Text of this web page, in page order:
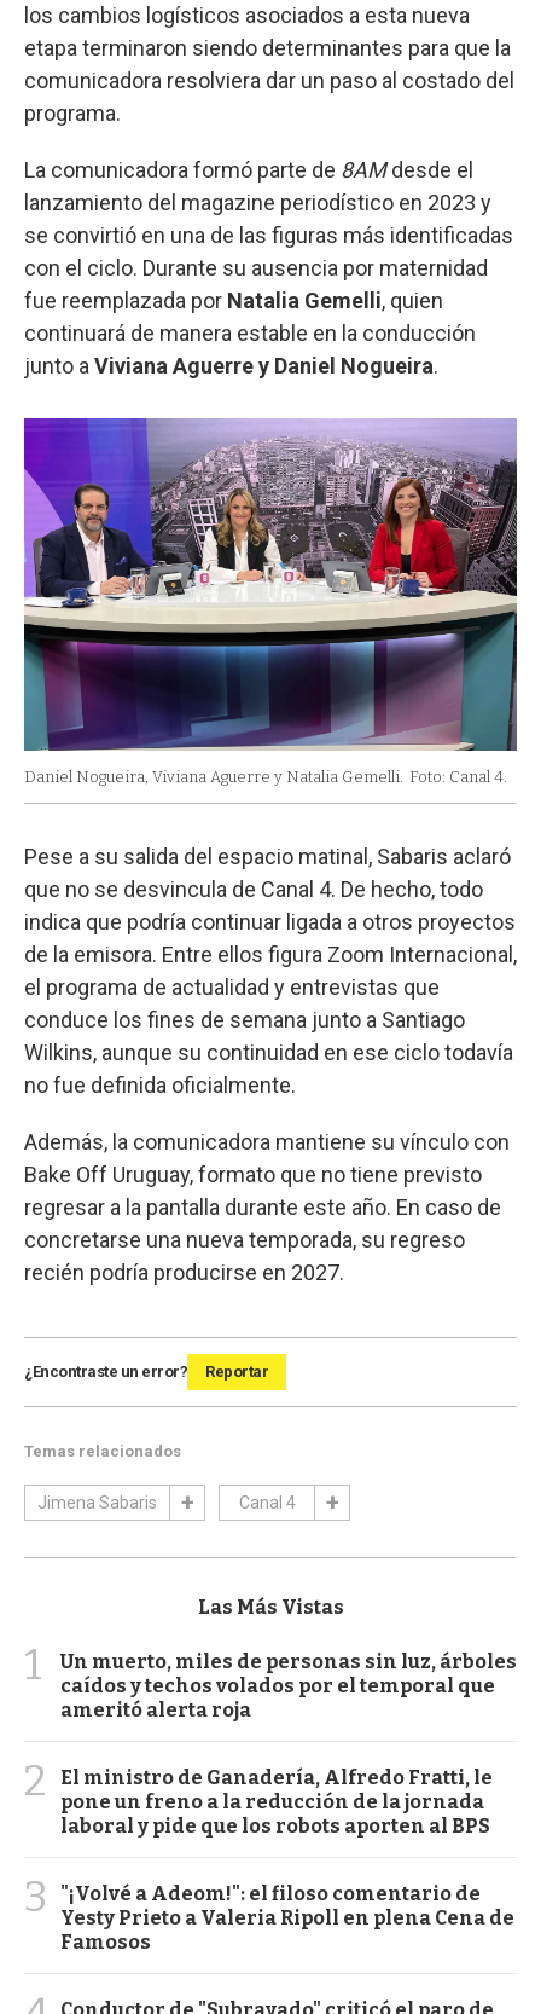
los cambios logísticos asociados a esta nueva
etapa terminaron siendo determinantes para que la
comunicadora resolviera dar un paso al costado del
programa.
La comunicadora formó parte de 8AMdesde el
lanzamiento del magazine periodístico en 2023 y
se convirtió en una de las figuras más identificadas
con el ciclo. Durante su ausencia por maternidad
fue reemplazada por Natalia Gemelli, quien
continuará de manera estable en la conducción
junto a Viviana Aguerre y Daniel Nogueira.
Daniel Nogueira, Viviana Aguerre y Natalia Gemelli. Foto: Canal 4.
Pese a su salida del espacio matinal, Sabaris aclaró
que no se desvincula de Canal 4. De hecho, todo
indica que podría continuar ligada a otros proyectos
de la emisora. Entre ellos figura Zoom Internacional,
el programa de actualidad y entrevistas que
conduce los fines de semana junto a Santiago
Wilkins, aunque su continuidad en ese ciclo todavía
no fue definida oficialmente.
Además, la comunicadora mantiene su vínculo con
Bake Off Uruguay, formato que no tiene previsto
regresar a la pantalla durante este año. En caso de
concretarse una nueva temporada, su regreso
recién podría producirse en 2027.
¿Encontraste un error? Reportar
Temas relacionados
Jimena Sabaris Canal 4
Las Más Vistas
1
Un muerto, miles de personas sin luz, árboles
caídos y techos volados por el temporal que
ameritó alerta roja
2
El ministro de Ganadería, Alfredo Fratti, le
pone un freno a la reducción de la jornada
laboral y pide que los robots aporten al BPS
3
"¡Volvé a Adeom!": el filoso comentario de
Yesty Prieto a Valeria Ripoll en plena Cena de
Famosos